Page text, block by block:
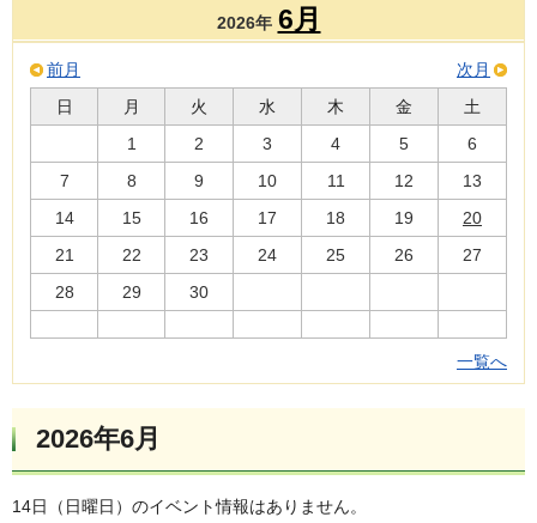
2026年 6月
前月
次月
日
月 火 水 木 金
土
1
2 3 4 5
6
7
8 9 10 11 12
13
14
15 16 17 18 19
20
21
22 23 24 25 26
27
28
29 30
一覧へ
2026年6月
14日（日曜日）のイベント情報はありません。